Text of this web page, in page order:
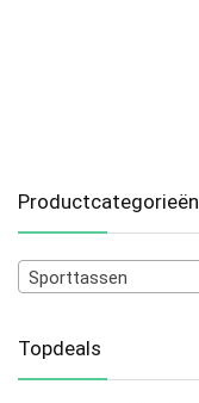
Productcategorieën
Sporttassen
Topdeals